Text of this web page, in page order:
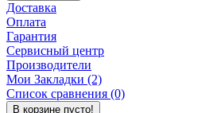
Доставка
Оплата
Гарантия
Сервисный центр
Производители
Мои Закладки (2)
Список сравнения (0)
В корзине пусто!